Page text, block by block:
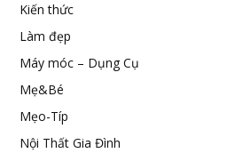
Kiến thức
Làm đẹp
Máy móc – Dụng Cụ
Mẹ&Bé
Mẹo-Típ
Nội Thất Gia Đình